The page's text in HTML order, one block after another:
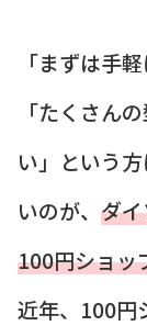
「まずは手
「たくさん
い」という
いのが、 ダ
100円ショッ
近年、100円